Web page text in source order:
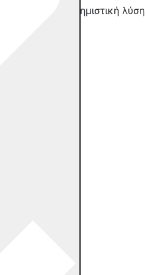
θέλει μια διαφημιστική